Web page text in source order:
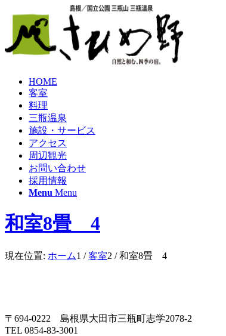
HOME
客室
料理
三瓶温泉
施設・サービス
アクセス
周辺観光
お問い合わせ
採用情報
Menu Menu
和室8畳 4
現在位置: ホーム1 / 客室2 / 和室8畳 4
〒694-0222 島根県大田市三瓶町志学2078-2
TEL 0854-83-3001